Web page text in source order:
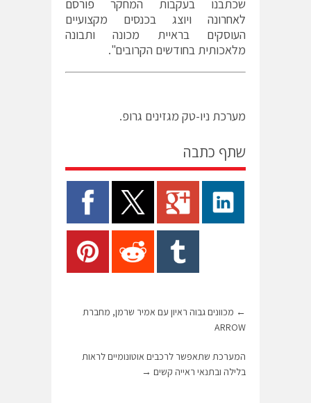
שכתבנו בעקבות המחקר פורסם
לאחרונה ויוצג בכנסים מקצועיים
העוסקים בראיית מכונה ותבונה
מלאכותית בחודשים הקרובים".
מערכת ניו-טק מגזינים גרופ.
שתף כתבה
← מכוונים גבוה ראיון עם אמיר שרמן, מחברת
ARROW
המערכת שתאפשר לרכבים אוטונומיים לראות
בלילה ובתנאי ראייה קשים →